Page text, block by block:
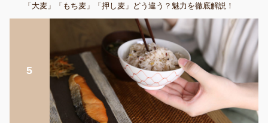
「大麦」「もち麦」「押し麦」どう違う？魅力を徹底解説！